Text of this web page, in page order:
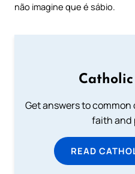
não imagine que é sábio.
Catholic
Get answers to
faith and
READ